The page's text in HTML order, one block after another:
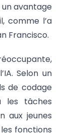
avantage
comme l’a
Francisco.
Selon un
de codage
les tâches
aux jeunes
fonctions